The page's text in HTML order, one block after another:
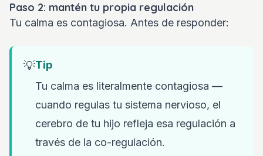
Paso 2: mantén tu propia regulación
Tu calma es contagiosa. Antes de responder:
💡Tip
Tu calma es literalmente contagiosa —
cuando regulas tu sistema nervioso, el
cerebro de tu hijo refleja esa regulación a
través de la co-regulación.